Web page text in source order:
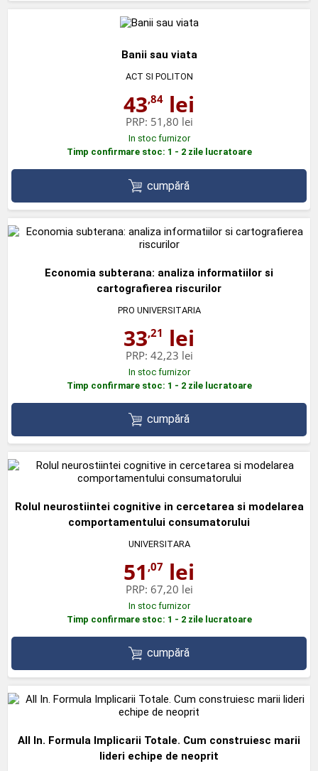
Banii sau viata
ACT SI POLITON
43,84 lei
PRP: 51,80 lei
In stoc furnizor
Timp confirmare stoc: 1 - 2 zile lucratoare
cumpără
Economia subterana: analiza informatiilor si
cartografierea riscurilor
PRO UNIVERSITARIA
33,21 lei
PRP: 42,23 lei
In stoc furnizor
Timp confirmare stoc: 1 - 2 zile lucratoare
cumpără
Rolul neurostiintei cognitive in cercetarea si modelarea
comportamentului consumatorului
UNIVERSITARA
51 ,07 lei
PRP: 67,20 lei
In stoc furnizor
Timp confirmare stoc: 1 - 2 zile lucratoare
cumpără
All In. Formula Implicarii Totale. Cum construiesc marii
lideri echipe de neoprit